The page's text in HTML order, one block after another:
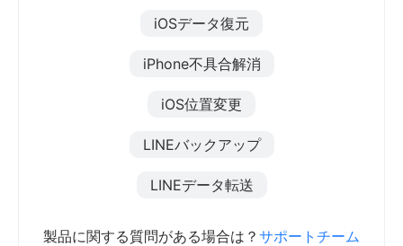
iOSデータ復元
iPhone不具合解消
iOS位置変更
LINEバックアップ
LINEデータ転送
製品に関する質問がある場合は？ サポートチーム